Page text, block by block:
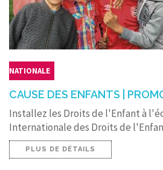
NATIONALE
CAUSE DES ENFANTS |
Installez les Droits de l'Enfant à
Internationale des Droits de
PLUS DE DÉTAILS